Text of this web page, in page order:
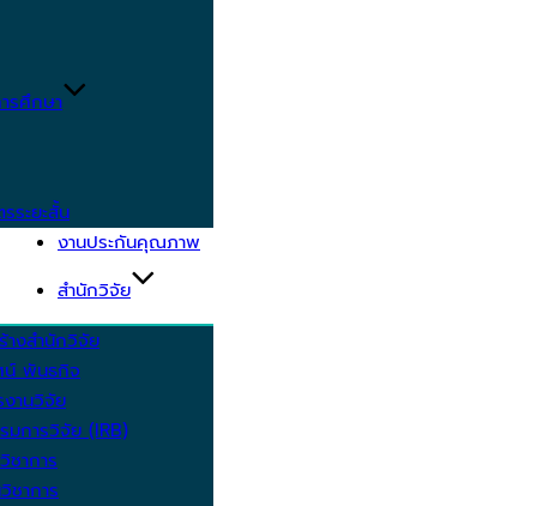
รศึกษา
ระยะสั้น
งานประกันคุณภาพ
สำนักวิจัย
างสำนักวิจัย
น์ พันธกิจ
งานวิจัย
มการวิจัย (IRB)
ชาการ
ชาการ